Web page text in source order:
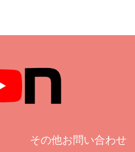
その他お問い合わせ